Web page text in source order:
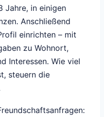
Jahre, in einigen
Anschließend
einrichten – mit
zu Wohnort,
Interessen. Wie viel
steuern die